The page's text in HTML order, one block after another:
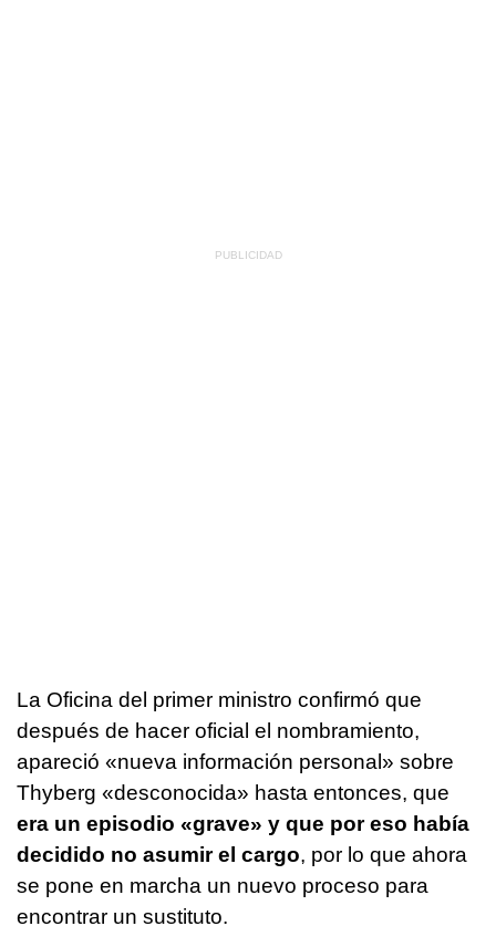
La Oficina del primer ministro confirmó que
después de hacer oficial el nombramiento,
apareció «nueva información personal» sobre
Thyberg «desconocida» hasta entonces, que
era un episodio «grave» y que por eso había
decidido no asumir el cargo, por lo que ahora
se pone en marcha un nuevo proceso para
encontrar un sustituto.